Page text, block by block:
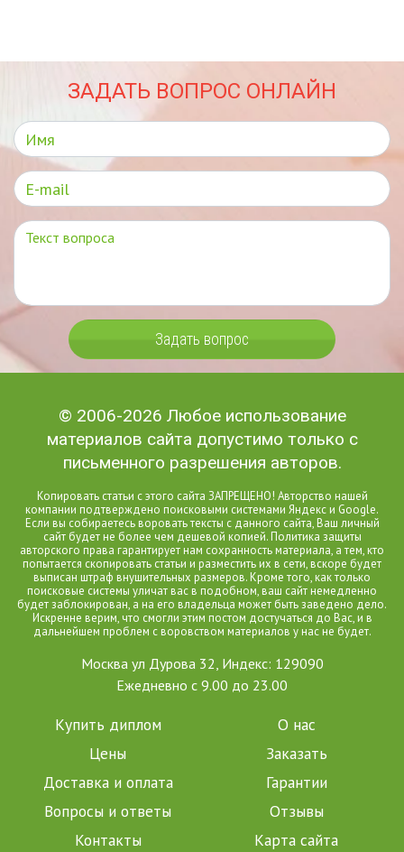
ЗАДАТЬ ВОПРОС ОНЛАЙН
Задать вопрос
© 2006-2026 Любое использование
материалов сайта допустимо только с
письменного разрешения авторов.
Копировать статьи с этого сайта ЗАПРЕЩЕНО! Авторство нашей
компании подтверждено поисковыми системами Яндекс и Google.
Если вы собираетесь воровать тексты с данного сайта, Ваш личный
сайт будет не более чем дешевой копией. Политика защиты
авторского права гарантирует нам сохранность материала, а тем, кто
попытается скопировать статьи и разместить их в сети, вскоре будет
выписан штраф внушительных размеров. Кроме того, как только
поисковые системы уличат вас в подобном, ваш сайт немедленно
будет заблокирован, а на его владельца может быть заведено дело.
Искренне верим, что смогли этим постом достучаться до Вас, и в
дальнейшем проблем с воровством материалов у нас не будет.
Москва ул Дурова 32, Индекс: 129090
Ежедневно с 9.00 до 23.00
Купить диплом
О нас
Цены
Заказать
Доставка и оплата
Гарантии
Вопросы и ответы
Отзывы
Контакты
Карта сайта